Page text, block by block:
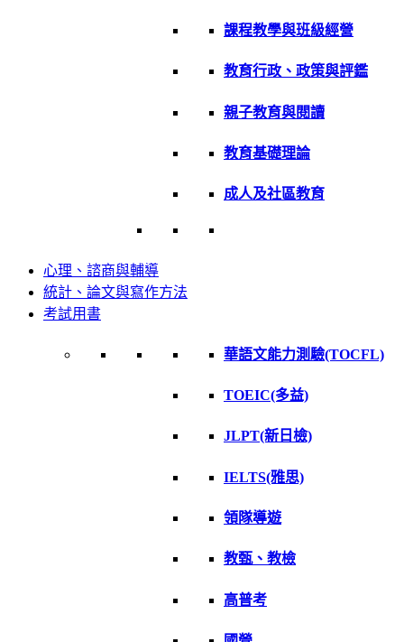
課程教學與班級經營
教育行政、政策與評鑑
親子教育與閱讀
教育基礎理論
成人及社區教育
心理、諮商與輔導
統計、論文與寫作方法
考試用書
華語文能力測驗(TOCFL)
TOEIC(多益)
JLPT(新日檢)
IELTS(雅思)
領隊導遊
教甄、教檢
高普考